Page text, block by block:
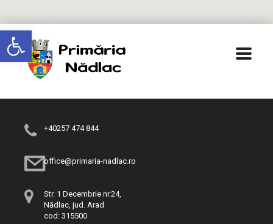
Deschide bara de unelte
+40257 474 844
office@primaria-nadlac.ro
Str. 1 Decembrie nr.24,
Nădlac, jud. Arad
cod: 315500